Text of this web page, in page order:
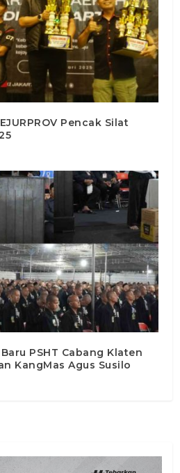
Pencak Silat
PSHT Cabang Klaten
KangMas Agus Susilo